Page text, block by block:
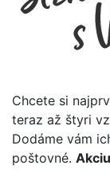
Chcete si
teraz až štyri
Dodáme vám
poštovné.